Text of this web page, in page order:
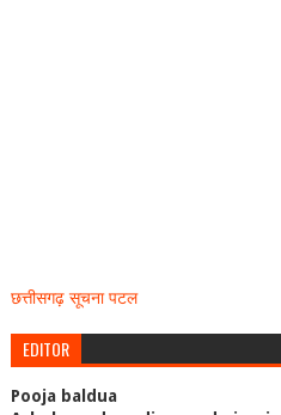
छत्तीसगढ़ सूचना पटल
EDITOR
Pooja baldua